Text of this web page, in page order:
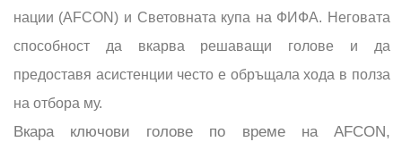
нации (AFCON) и Световната купа на ФИФА. Неговата
способност да вкарва решаващи голове и да
предоставя асистенции често е обръщала хода в полза
на отбора му.
Вкара ключови голове по време на AFCON,